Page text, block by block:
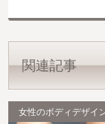
関連記事
女性のボディデザイ